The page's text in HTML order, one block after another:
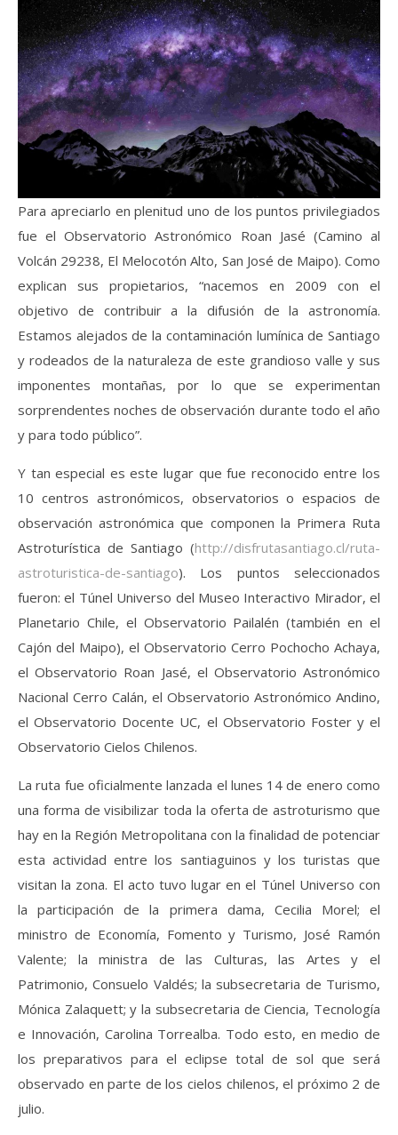
Para apreciarlo en plenitud uno de los puntos privilegiados
fue el Observatorio Astronómico Roan Jasé (Camino al
Volcán 29238, El Melocotón Alto, San José de Maipo). Como
explican sus propietarios, “nacemos en 2009 con el
objetivo de contribuir a la difusión de la astronomía.
Estamos alejados de la contaminación lumínica de Santiago
y rodeados de la naturaleza de este grandioso valle y sus
imponentes montañas, por lo que se experimentan
sorprendentes noches de observación durante todo el año
y para todo público”.
Y tan especial es este lugar que fue reconocido entre los
10 centros astronómicos, observatorios o espacios de
observación astronómica que componen la Primera Ruta
Astroturística de Santiago (http://disfrutasantiago.cl/ruta-
astroturistica-de-santiago). Los puntos seleccionados
fueron: el Túnel Universo del Museo Interactivo Mirador, el
Planetario Chile, el Observatorio Pailalén (también en el
Cajón del Maipo), el Observatorio Cerro Pochocho Achaya,
el Observatorio Roan Jasé, el Observatorio Astronómico
Nacional Cerro Calán, el Observatorio Astronómico Andino,
el Observatorio Docente UC, el Observatorio Foster y el
Observatorio Cielos Chilenos.
La ruta fue oficialmente lanzada el lunes 14 de enero como
una forma de visibilizar toda la oferta de astroturismo que
hay en la Región Metropolitana con la finalidad de potenciar
esta actividad entre los santiaguinos y los turistas que
visitan la zona. El acto tuvo lugar en el Túnel Universo con
la participación de la primera dama, Cecilia Morel; el
ministro de Economía, Fomento y Turismo, José Ramón
Valente; la ministra de las Culturas, las Artes y el
Patrimonio, Consuelo Valdés; la subsecretaria de Turismo,
Mónica Zalaquett; y la subsecretaria de Ciencia, Tecnología
e Innovación, Carolina Torrealba. Todo esto, en medio de
los preparativos para el eclipse total de sol que será
observado en parte de los cielos chilenos, el próximo 2 de
julio.